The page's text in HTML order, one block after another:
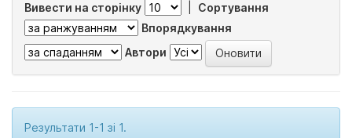
Вивести на сторінку
Сортування
Впорядкування
Автори
Результати 1-1 зі 1.